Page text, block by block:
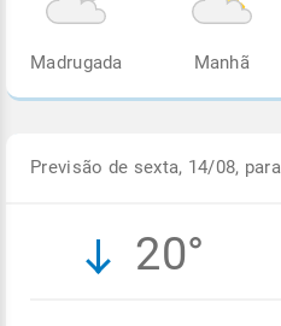
Madrugada Manhã
Previsão de sexta, 14/08, para
20°